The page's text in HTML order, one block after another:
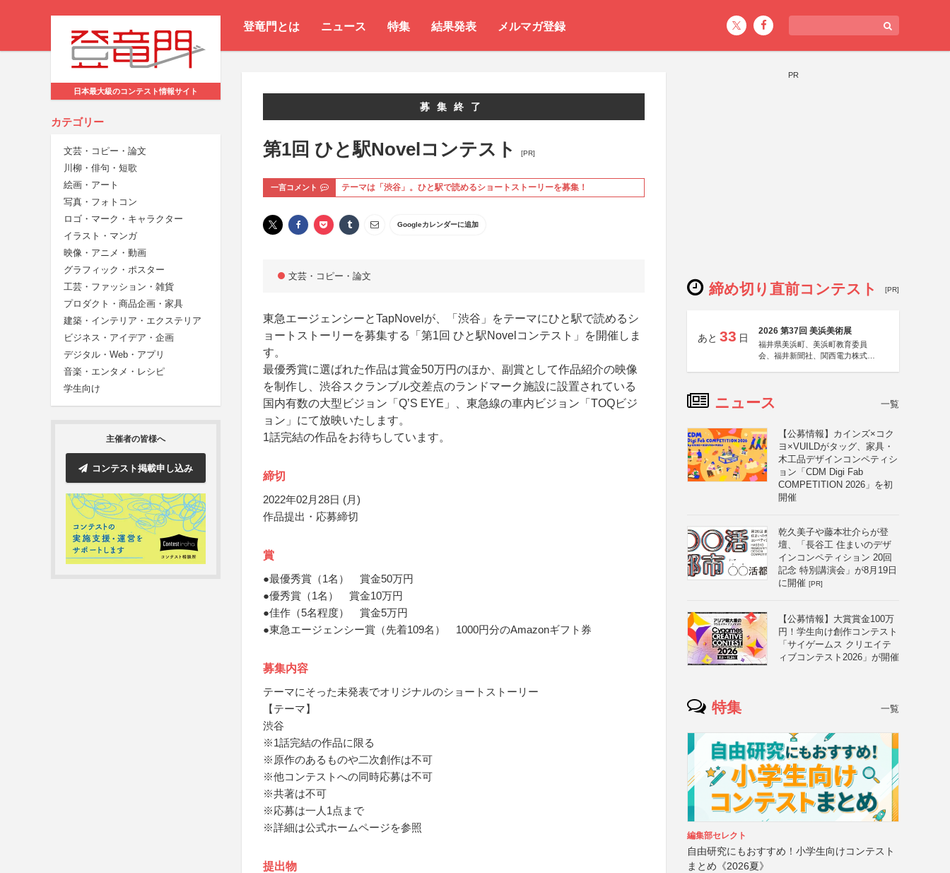
登竜門とは ニュース 特集 結果発表 メルマガ登録
日本最大級のコンテスト情報サイト
カテゴリー
文芸・コピー・論文
川柳・俳句・短歌
絵画・アート
写真・フォトコン
ロゴ・マーク・キャラクター
イラスト・マンガ
映像・アニメ・動画
グラフィック・ポスター
工芸・ファッション・雑貨
プロダクト・商品企画・家具
建築・インテリア・エクステリア
ビジネス・アイデア・企画
デジタル・Web・アプリ
音楽・エンタメ・レシピ
学生向け
主催者の皆様へ
コンテスト掲載申し込み
募集終了
第1回 ひと駅Novelコンテスト [PR]
一言コメント テーマは「渋谷」。ひと駅で読めるショートストーリーを募集！
Googleカレンダーに追加
文芸・コピー・論文
東急エージェンシーとTapNovelが、「渋谷」をテーマにひと駅で読めるシ
ョートストーリーを募集する「第1回 ひと駅Novelコンテスト」を開催しま
す。
最優秀賞に選ばれた作品は賞金50万円のほか、副賞として作品紹介の映像
を制作し、渋谷スクランブル交差点のランドマーク施設に設置されている
国内有数の大型ビジョン「Q’S EYE」、東急線の車内ビジョン「TOQビジ
ョン」にて放映いたします。
1話完結の作品をお待ちしています。
締切
2022年02月28日 (月)
作品提出・応募締切
賞
●最優秀賞（1名） 賞金50万円
●優秀賞（1名） 賞金10万円
●佳作（5名程度） 賞金5万円
●東急エージェンシー賞（先着109名） 1000円分のAmazonギフト券
募集内容
テーマにそった未発表でオリジナルのショートストーリー
【テーマ】
渋谷
※1話完結の作品に限る
※原作のあるものや二次創作は不可
※他コンテストへの同時応募は不可
※共著は不可
※応募は一人1点まで
※詳細は公式ホームページを参照
提出物
PR
締め切り直前コンテスト [PR]
あと 33 日
2026 第37回 美浜美術展
福井県美浜町、美浜町教育委員
会、福井新聞社、関西電力株式会
ニュース 一覧
【公募情報】カインズ×コク
ヨ×VUILDがタッグ、家具・
木工品デザインコンペティシ
ョン「CDM Digi Fab
COMPETITION 2026」を初
開催
乾久美子や藤本壮介らが登
壇、「長谷工 住まいのデザ
インコンペティション 20回
記念 特別講演会」が8月19日
に開催 [PR]
【公募情報】大賞賞金100万
円！学生向け創作コンテスト
「サイゲームス クリエイテ
ィブコンテスト2026」が開催
特集 一覧
編集部セレクト
自由研究にもおすすめ！小学生向けコンテスト
まとめ《2026夏》